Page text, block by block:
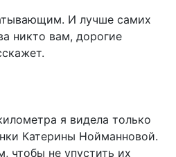
И лучше самих
никто вам, дорогие
я видела только
Катерины Нойманновой.
чтобы не упустить их